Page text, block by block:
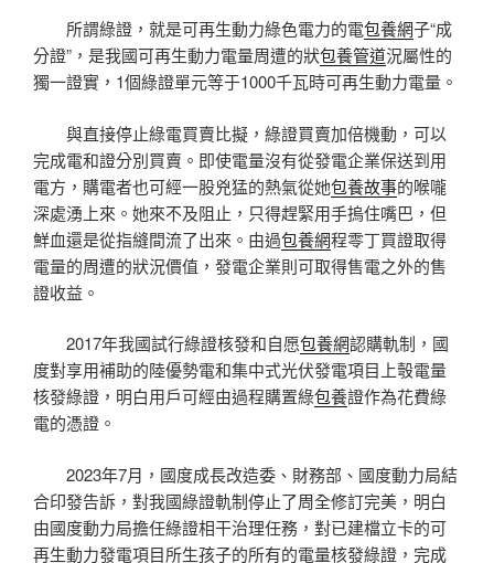
所謂綠證，就是可再生動力綠色電力的電包養網子“成
分證”，是我國可再生動力電量周遭的狀包養管道況屬性的
獨一證實，1個綠證單元等于1000千瓦時可再生動力電量。
與直接停止綠電買賣比擬，綠證買賣加倍機動，可以
完成電和證分別買賣。即使電量沒有從發電企業保送到用
電方，購電者也可經一股兇猛的熱氣從她包養故事的喉嚨
深處湧上來。她來不及阻止，只得趕緊用手摀住嘴巴，但
鮮血還是從指縫間流了出來。由過包養網程零丁買證取得
電量的周遭的狀況價值，發電企業則可取得售電之外的售
證收益。
2017年我國試行綠證核發和自愿包養網認購軌制，國
度對享用補助的陸優勢電和集中式光伏發電項目上彀電量
核發綠證，明白用戶可經由過程購置綠包養證作為花費綠
電的憑證。
2023年7月，國度成長改造委、財務部、國度動力局結
合印發告訴，對我國綠證軌制停止了周全修訂完美，明白
由國度動力局擔任綠證相干治理任務，對已建檔立卡的可
再生動力發電項目所生孩子的所有的電量核發綠證，完成